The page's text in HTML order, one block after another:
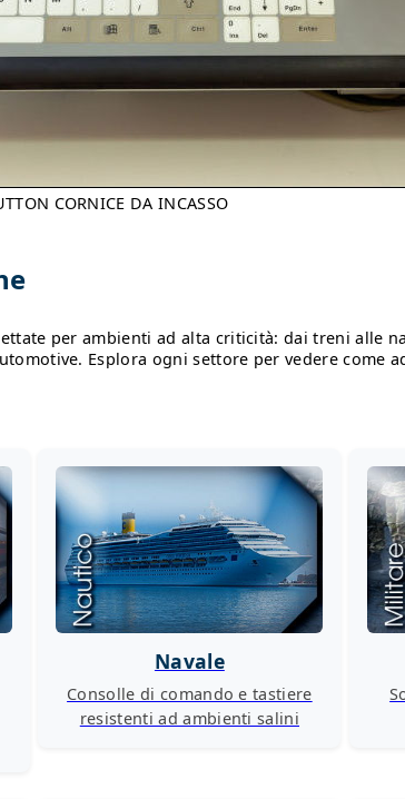
CORNICE DA INCASSO
per ambienti ad alta criticità: dai treni alle
Esplora ogni settore per vedere come
Navale
Consolle di comando e tastiere
resistenti ad ambienti salini